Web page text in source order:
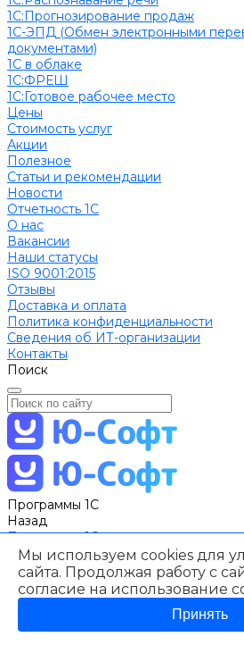
1С:Прогнозирование продаж
1С-ЭПД (Обмен электронными
документами)
1С в облаке
1С:ФРЕШ
1C:Готовое рабочее место
Цены
Стоимость услуг
Акции
Полезное
Cтатьи и рекомендации
Новости
Отчетность 1С
О нас
Вакансии
Наши статусы
ISO 9001:2015
Отзывы
Доставка и оплата
Политика конфиденциальности
Сведения об ИТ-организации
Контакты
Поиск
Программы 1С
Назад
Программы 1С
1C: Бухгалтерия
1С: Зарплата и управление
1С Управление торговлей
1С Комплексная автоматизация
1С:ERP Управление предприятием
1С:Розница
Мы используем cookies для
сайта. Продолжая работу с
согласие на использование
Принять